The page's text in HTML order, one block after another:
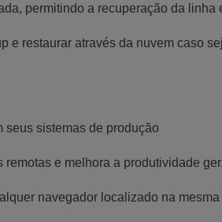
permitindo a recuperação da linha
e restaurar através da nuvem caso
seus sistemas de produção
e melhora a produtividade
navegador localizado na mesma